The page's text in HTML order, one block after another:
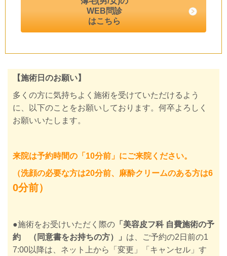
WEB問診
はこちら
【施術日のお願い】
多くの方に気持ちよく施術を受けていただけるよう
に、以下のことをお願いしております。何卒よろしく
お願いいたします。
来院は予約時間の「10分前」にご来院ください。
（洗顔の必要な方は20分前、麻酔クリームのある方は6
0分前）
●施術をお受けいただく際の 「美容皮フ科 自費施術の予
約 （同意書をお持ちの方）」 は、ご予約の2日前の1
7:00以降は、ネット上から「変更」「キャンセル」す